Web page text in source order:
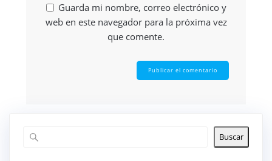
Guarda mi nombre, correo electrónico y
web en este navegador para la próxima vez
que comente.
Buscar